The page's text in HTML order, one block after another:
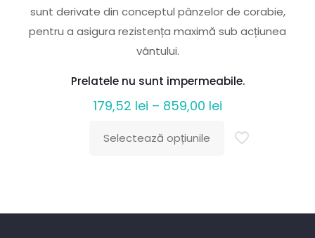
sunt derivate din conceptul pânzelor de corabie,
pentru a asigura rezistența maximă sub acțiunea
vântului.
Prelatele nu sunt impermeabile.
179,52 lei – 859,00 leiInterval
prețuri:
Selectează opțiunile
Acest